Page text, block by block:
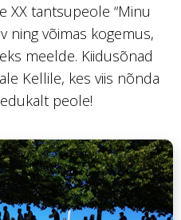
XX tantsupeole “Minu
ning võimas kogemus,
meelde. Kiidusõnad
Kellile, kes viis nõnda
peole!